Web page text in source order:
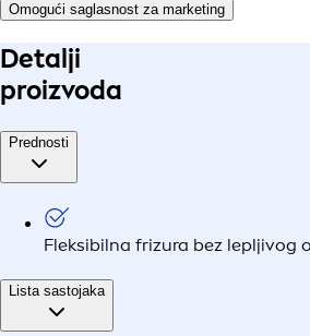
Omogući saglasnost za marketing
Detalji
proizvoda
Prednosti
Fleksibilna frizura bez lepljivog
Lista sastojaka